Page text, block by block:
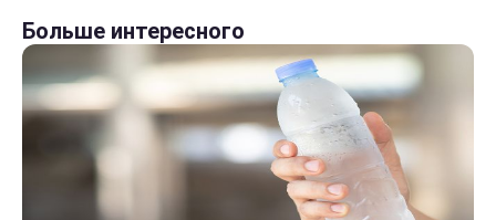
Больше интересного